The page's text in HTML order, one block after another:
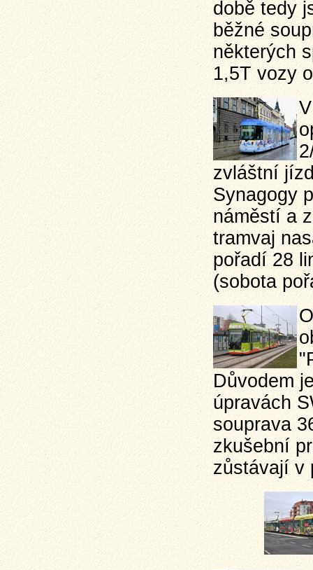
době tedy
běžné
některých
1,5T vozy
zvláštní
Synagogy
náměstí a
tramvaj
pořadí 28
(sobota
Důvodem
úpravách
souprava
zkušební
zůstávají v